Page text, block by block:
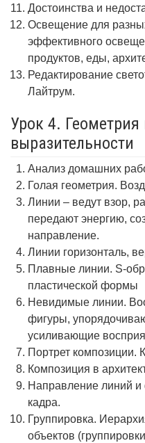
Достоинства и
Освещение для
эффективного
продуктов, еды,
Редактирование
Лайтрум.
Урок 4.
выразительности
Анализ домашних
Голая геометрия.
Линии – ведут взор,
передают энергию,
направление.
Линии горизонталь,
Плавные линии. S-
пластической формы
Невидимые линии.
фигуры,
усиливающие
Портрет композиции.
Композиция в
Направление линий
кадра.
Группировка.
объектов